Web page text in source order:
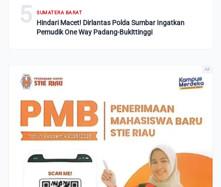
5 SUMATERA BARAT
Hindari Macet! Dirlantas Polda Sumbar Ingatkan
Pemudik One Way Padang-Bukittinggi
Ad